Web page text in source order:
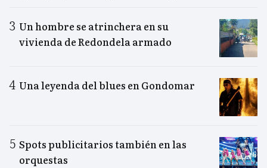
Un hombre se atrinchera en su
vivienda de Redondela armado
Una leyenda del blues en Gondomar
Spots publicitarios también en las
orquestas